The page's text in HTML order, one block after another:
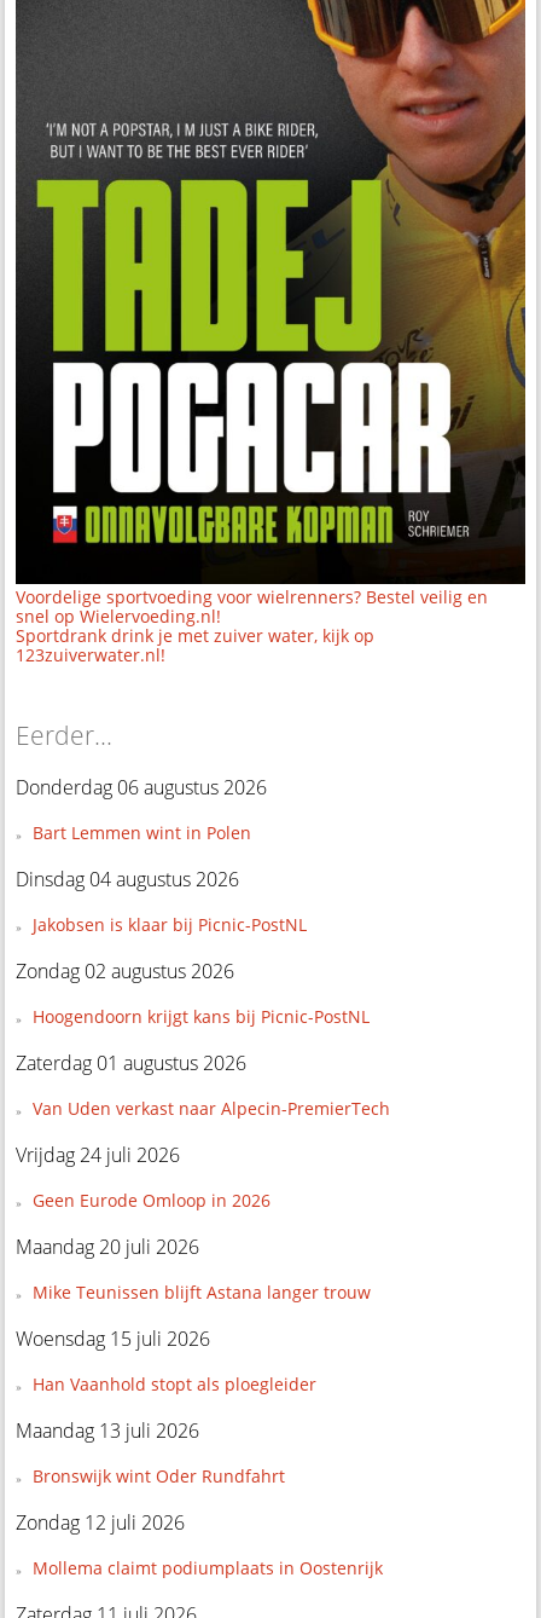
Voordelige sportvoeding voor wielrenners? Bestel veilig en
snel op Wielervoeding.nl!
Sportdrank drink je met zuiver water, kijk op
123zuiverwater.nl!
Eerder...
Donderdag 06 augustus 2026
Bart Lemmen wint in Polen
Dinsdag 04 augustus 2026
Jakobsen is klaar bij Picnic-PostNL
Zondag 02 augustus 2026
Hoogendoorn krijgt kans bij Picnic-PostNL
Zaterdag 01 augustus 2026
Van Uden verkast naar Alpecin-PremierTech
Vrijdag 24 juli 2026
Geen Eurode Omloop in 2026
Maandag 20 juli 2026
Mike Teunissen blijft Astana langer trouw
Woensdag 15 juli 2026
Han Vaanhold stopt als ploegleider
Maandag 13 juli 2026
Bronswijk wint Oder Rundfahrt
Zondag 12 juli 2026
Mollema claimt podiumplaats in Oostenrijk